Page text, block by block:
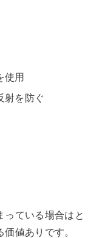
使用
射を防ぐ
っている場合はと
値ありです。